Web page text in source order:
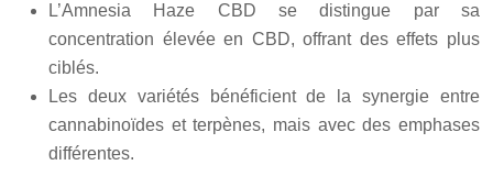
L’Amnesia Haze CBD se distingue par sa
concentration élevée en CBD, offrant des effets plus
ciblés.
Les deux variétés bénéficient de la synergie entre
cannabinoïdes et terpènes, mais avec des emphases
différentes.